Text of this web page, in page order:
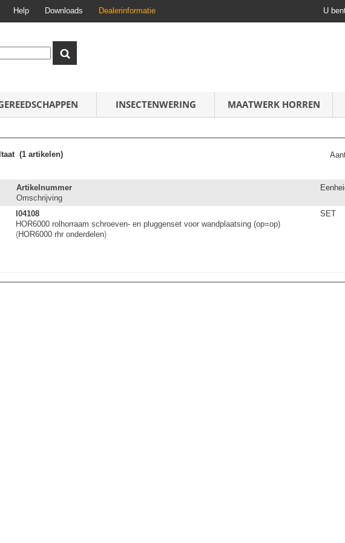
Help Downloads Dealerinformatie U
INSECTENWERING MAATWERK HORREN
(1 artikelen)
Artikelnummer
Omschrijving
I04108
HOR6000 rolhorraam schroeven- en pluggenset voor wandplaatsing (op=op)
(HOR6000 rhr onderdelen)
SET